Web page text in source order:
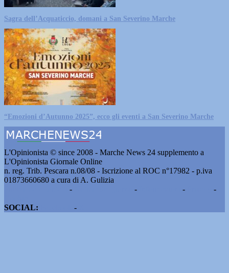
Sagra dell’Acquaticcio, domani a San Severino Marche
“Emozioni d’Autunno 2025”, ecco gli eventi a San Severino Marche
L'Opinionista © since 2008 - Marche News 24 supplemento a
L'Opinionista Giornale Online
n. reg. Trib. Pescara n.08/08 - Iscrizione al ROC n°17982 - p.iva
01873660680 a cura di A. Gulizia
- - -
-
SOCIAL:
-